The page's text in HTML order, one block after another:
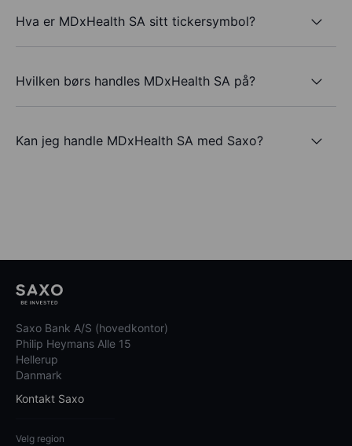
Hva er MDxHealth SA sitt tickersymbol?
Hvilken børs handles MDxHealth SA på?
Kan jeg handle MDxHealth SA med Saxo?
Saxo Bank A/S (hovedkontor)
Philip Heymans Alle 15
Hellerup
Danmark
Kontakt Saxo
Velg region